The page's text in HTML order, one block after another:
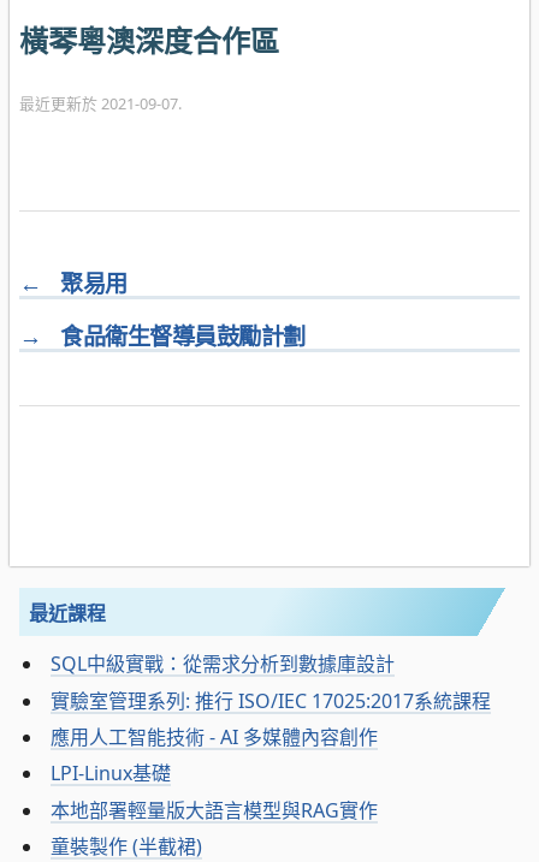
橫琴粵澳深度合作區
最近更新於 2021-09-07.
←
聚易用
→
食品衛生督導員鼓勵計劃
最近課程
SQL中級實戰：從需求分析到數據庫設計
實驗室管理系列: 推行 ISO/IEC 17025:2017系統課程
應用人工智能技術 - AI 多媒體內容創作
LPI-Linux基礎
本地部署輕量版大語言模型與RAG實作
童裝製作 (半截裙)